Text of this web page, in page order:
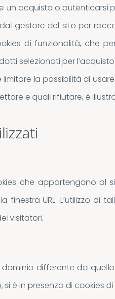
un acquisto o autenticarsi
gestore del sito per
di funzionalità, che
selezionati per
la possibilità di
e quali rifiutare, è
che appartengono al
finestra URL. L’utilizzo
visitatori.
differente da
è in presenza di cookies